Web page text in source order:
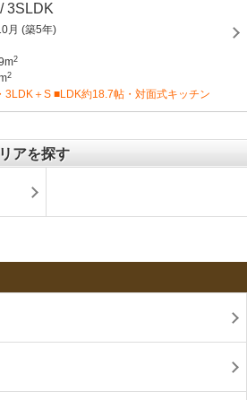
/ 3SLDK
月 (築5年)
2
2
3LDK＋S ■LDK約18.7帖・対面式キッチン
アを探す